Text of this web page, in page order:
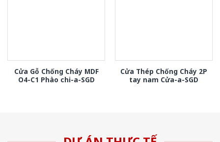
Cửa Gỗ Chống Cháy MDF
O4-C1 Phào chi-a-SGD
Cửa Thép Chống Cháy 2P
tay nam Cửa-a-SGD